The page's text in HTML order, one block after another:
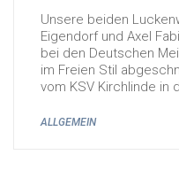
Unsere beiden
Eigendorf und Axel
bei den Deutschen
im Freien Stil
vom KSV Kirchlinde in
ALLGEMEIN